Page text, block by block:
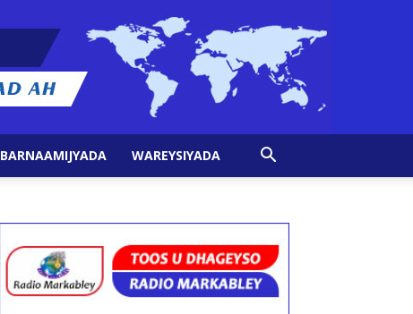
BARNAAMIJYADA WAREYSIYADA